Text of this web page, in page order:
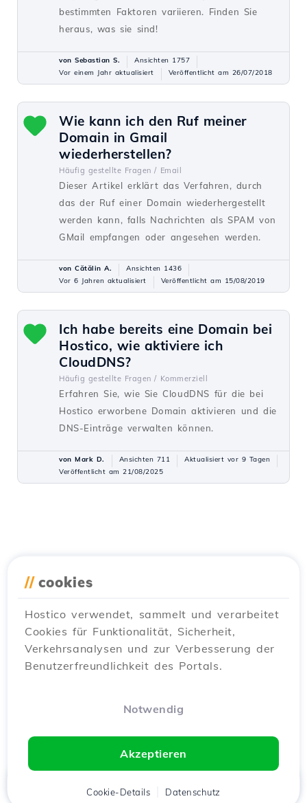
bestimmten Faktoren variieren. Finden Sie
heraus, was sie sind!
von Sebastian S.
Ansichten 1757
Vor einem Jahr aktualisiert
Veröffentlicht am 26/07/2018
Wie kann ich den Ruf meiner
Domain in Gmail
wiederherstellen?
Häufig gestellte Fragen / Email
Dieser Artikel erklärt das Verfahren, durch
das der Ruf einer Domain wiederhergestellt
werden kann, falls Nachrichten als SPAM von
GMail empfangen oder angesehen werden.
von Cătălin A.
Ansichten 1436
Vor 6 Jahren aktualisiert
Veröffentlicht am 15/08/2019
Ich habe bereits eine Domain bei
Hostico, wie aktiviere ich
CloudDNS?
Häufig gestellte Fragen / Kommerziell
Erfahren Sie, wie Sie CloudDNS für die bei
Hostico erworbene Domain aktivieren und die
DNS-Einträge verwalten können.
von Mark D. Ansichten 711
Aktualisiert vor 9 Tagen
Veröffentlicht am 21/08/2025
// cookies
Hostico verwendet, sammelt und verarbeitet
Cookies für Funktionalität, Sicherheit,
Verkehrsanalysen und zur Verbesserung der
Benutzerfreundlichkeit des Portals.
Notwendig
Akzeptieren
Cookie-Details Datenschutz
Kunde Warenkorb Chat